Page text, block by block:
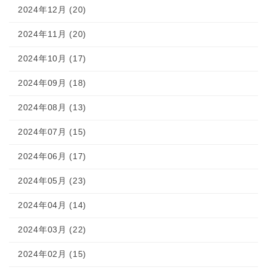
2024年12月 (20)
2024年11月 (20)
2024年10月 (17)
2024年09月 (18)
2024年08月 (13)
2024年07月 (15)
2024年06月 (17)
2024年05月 (23)
2024年04月 (14)
2024年03月 (22)
2024年02月 (15)